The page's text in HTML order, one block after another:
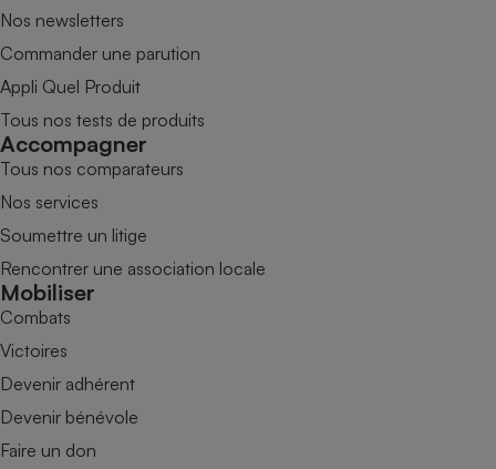
Nos newsletters
Commander une parution
Appli Quel Produit
Tous nos tests de produits
Accompagner
Tous nos comparateurs
Nos services
Soumettre un litige
Rencontrer une association locale
Mobiliser
Combats
Victoires
Devenir adhérent
Devenir bénévole
Faire un don